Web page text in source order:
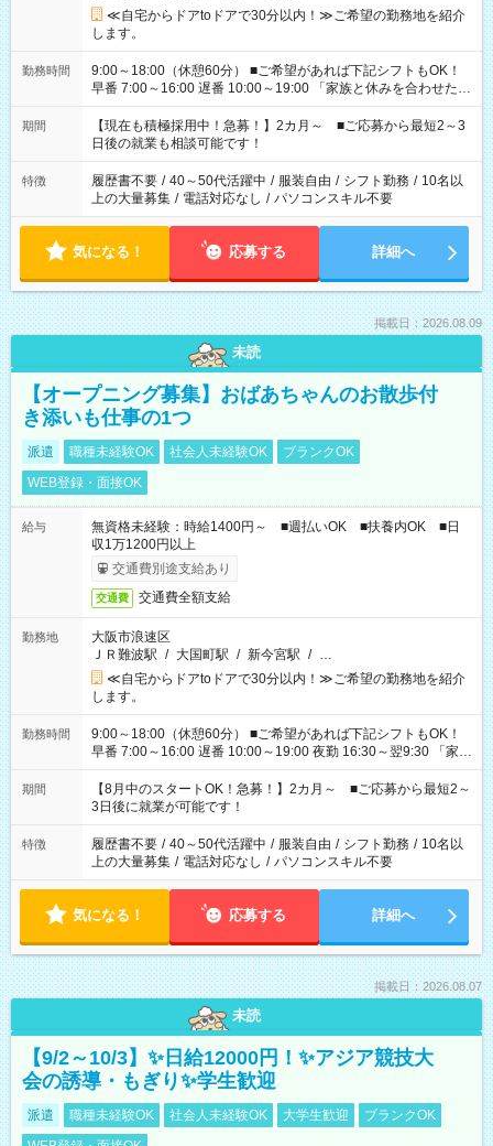
≪自宅からドアtoドアで30分以内！≫ご希望の勤務地を紹介
します。
勤務時間
9:00～18:00（休憩60分） ■ご希望があれば下記シフトもOK！
早番 7:00～16:00 遅番 10:00～19:00 「家族と休みを合わせた
い」 「余裕を持って夕飯の準備がしたい」 「できれば残業はし
たくない」 など、ご希望を教えてくださいね。 ※Wワーク希望
の方へ 今ご覧のお仕事で希望する勤務時間と、もう1つのお仕事
の勤務時間。 合計で週40時間を超える場合は応募できません。
期間
【現在も積極採用中！急募！】2カ月～ ■ご応募から最短2～3
日後の就業も相談可能です！
特徴 履歴書不要 / 40～50代活躍中 / 服装自由 / シフト勤務 / 10名以
上の大量募集 / 電話対応なし / パソコンスキル不要
気になる！ 応募する 詳細へ
掲載日：2026.08.09
未読
【オープニング募集】おばあちゃんのお散歩付
き添いも仕事の1つ
派遣 職種未経験OK 社会人未経験OK
ブランクOK
WEB登録・面接OK
給与
無資格未経験：時給1400円～ ■週払いOK ■扶養内OK ■日
収1万1200円以上
交通費別途支給あり
交通費 交通費全額支給
勤務地
大阪市浪速区
ＪＲ難波駅 / 大国町駅 / 新今宮駅 / …
≪自宅からドアtoドアで30分以内！≫ご希望の勤務地を紹介
します。
勤務時間
9:00～18:00（休憩60分） ■ご希望があれば下記シフトもOK！
早番 7:00～16:00 遅番 10:00～19:00 夜勤 16:30～翌9:30 「家族
と休みを合わせたい」 「余裕を持って夕飯の準備がしたい」
「できれば残業はしたくない」 など、ご希望を教えてください
ね。 ※Wワーク希望の方へ 今ご覧のお仕事で希望する勤務時間
と、もう1つのお仕事の勤務時間。 合計で週40時間を超える場
合は応募できません。
期間
【8月中のスタートOK！急募！】2カ月～ ■ご応募から最短2～
3日後に就業が可能です！
特徴 履歴書不要 / 40～50代活躍中 / 服装自由 / シフト勤務 / 10名以
上の大量募集 / 電話対応なし / パソコンスキル不要
気になる！ 応募する 詳細へ
掲載日：2026.08.07
未読
【9/2～10/3】✨日給12000円！✨アジア競技大
会の誘導・もぎり✨学生歓迎
派遣 職種未経験OK 社会人未経験OK 大学生歓迎
ブランクOK